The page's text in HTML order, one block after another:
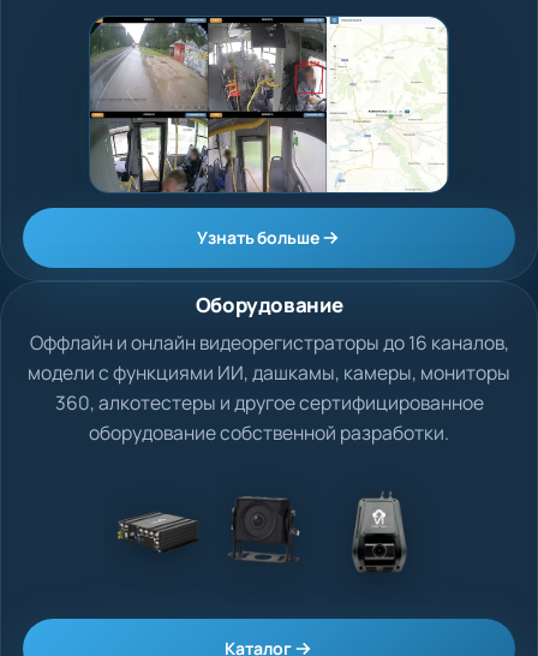
Узнать больше
Оборудование
Оффлайн и онлайн видеорегистраторы до 16 каналов,
модели с функциями ИИ, дашкамы, камеры, мониторы
360, алкотестеры и другое сертифицированное
оборудование собственной разработки.
Каталог